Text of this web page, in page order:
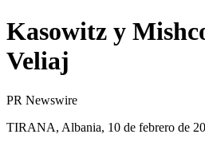
Kasowitz y
Veliaj
PR Newswire
TIRANA, Albania, 10 de febrero de